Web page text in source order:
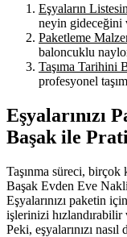
Eşyaların
neyin gideceğini
Paketleme
baloncuklu
Taşıma Tarihini
profesyonel
Eşyalarınızı
Başak ile
Taşınma süreci,
Başak Evden Eve
Eşyalarınızı paketin
işlerinizi
Peki, eşyalarınızı